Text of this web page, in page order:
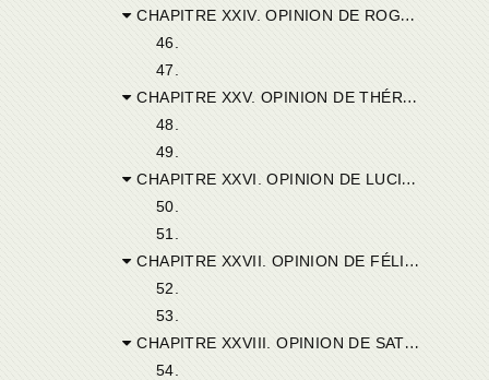
CHAPITRE XXIV. OPINION DE ROGATIANUS DE NOVA.
46.
47.
CHAPITRE XXV. OPINION DE THÉRAPIUS DE BULLA.
48.
49.
CHAPITRE XXVI. OPINION DE LUCITSS DE MEMBRESA.
50.
51.
CHAPITRE XXVII. OPINION DE FÉLIX DE BUSLACENUM.
52.
53.
CHAPITRE XXVIII. OPINION DE SATURNINUS D’ABITINIS.
54.